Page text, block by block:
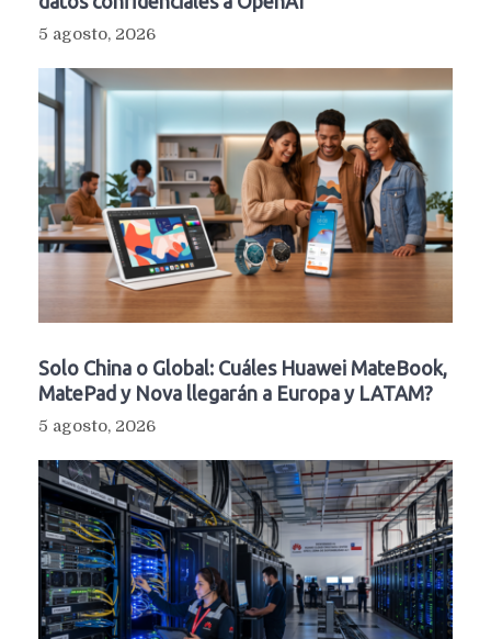
5 agosto, 2026
Solo China o Global: Cuáles Huawei MateBook,
MatePad y Nova llegarán a Europa y LATAM?
5 agosto, 2026